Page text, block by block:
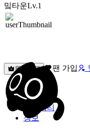
밐타운Lv.1
원픽선택 팬 가입
밐타운
피드
커뮤니티
정보